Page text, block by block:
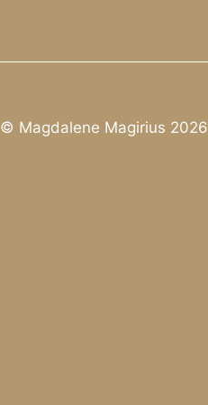
© Magdalene Magirius 2026